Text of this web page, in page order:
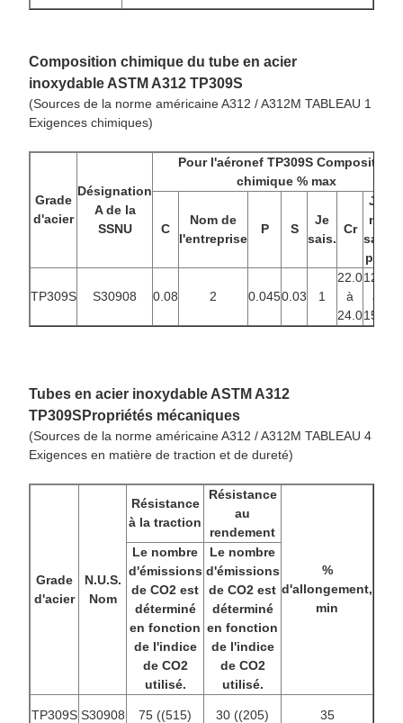
Composition chimique du tube en acier
inoxydable ASTM A312 TP309S
(Sources de la norme américaine A312 / A312M TABLEAU 1
Exigences chimiques)
Grade
d'acier
Désignation
A de la
SSNU
Pour l'aéronef TP309S Composition
chimique % max
C
Nom de
l'entreprise
P S
Je
sais.
Cr
Je
ne
sais
pas
TP309S S30908 0.08 2 0.0450.03 1
22.0
à
24.0
12.0
à
15.0
Tubes en acier inoxydable ASTM A312
TP309S Propriétés mécaniques
(Sources de la norme américaine A312 / A312M TABLEAU 4
Exigences en matière de traction et de dureté)
Grade
d'acier
N.U.S.
Nom
Résistance
à la traction
Résistance
au
rendement
%
d'allongement,
min
Le nombre
d'émissions
de CO2 est
déterminé
en fonction
de l'indice
de CO2
utilisé.
Le nombre
d'émissions
de CO2 est
déterminé
en fonction
de l'indice
de CO2
utilisé.
TP309S S30908 75 ((515) 30 ((205) 35